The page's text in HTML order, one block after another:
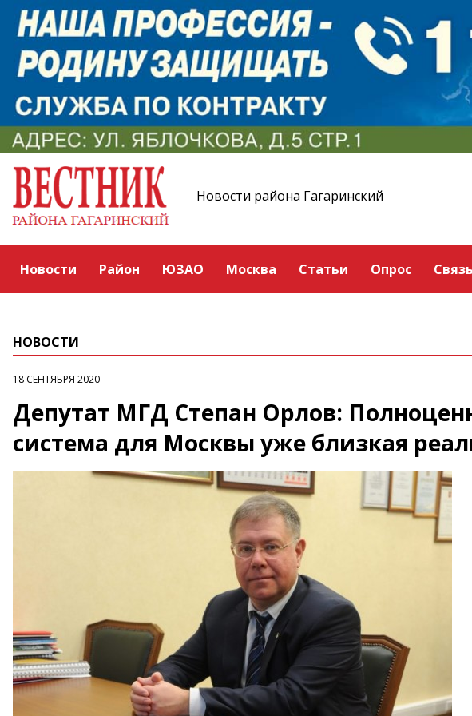
Новости района Гагаринский
Новости Район ЮЗАО Москва Статьи Опрос
НОВОСТИ
18 СЕНТЯБРЯ 2020
Депутат МГД Степан Орлов:
система для Москвы уже близкая